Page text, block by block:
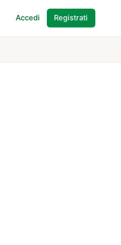
Accedi Registrati